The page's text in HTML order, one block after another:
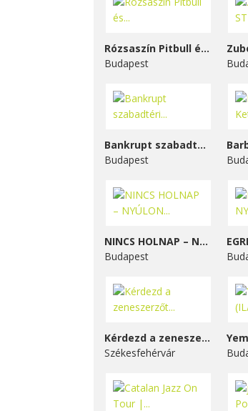
Rózsaszín Pitbull és...
Budapest
Bankrupt szabadtéri...
Budapest
NINCS HOLNAP – NYÚLON...
Budapest
Kérdezd a zeneszerzőt...
Székesfehérvár